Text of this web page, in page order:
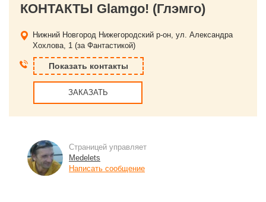
КОНТАКТЫ Glamgo! (Глэмго)
Нижний Новгород Нижегородский р-он, ул. Александра
Хохлова, 1 (за Фантастикой)
Показать контакты
ЗАКАЗАТЬ
Страницей управляет
Medelets
Написать сообщение